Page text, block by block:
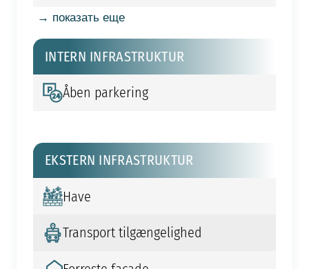
→ показать еще
INTERN INFRASTRUKTUR
Åben parkering
EKSTERN INFRASTRUKTUR
Have
Transport tilgængelighed